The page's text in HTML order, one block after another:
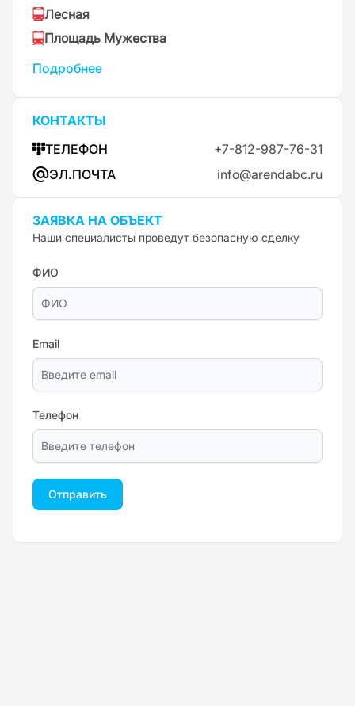
Лесная
Площадь Мужества
Подробнее
КОНТАКТЫ
ТЕЛЕФОН
+7-812-987-76-31
ЭЛ.ПОЧТА
info@arendabc.ru
ЗАЯВКА НА ОБЪЕКТ
Наши специалисты проведут безопасную сделку
ФИО
Email
Телефон
Отправить